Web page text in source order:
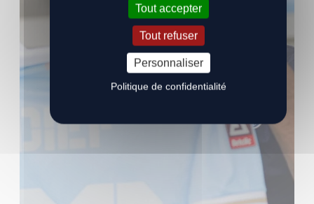
Tout accepter
Tout refuser
Personnaliser
Politique de confidentialité